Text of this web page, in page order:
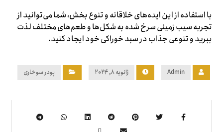
با استفاده از این ایده‌های خلاقانه و تنوع بخش، شما می‌توانید از
تجربه سیب زمینی سرخ شده به شکل‌ها و طعم‌های مختلف لذت
ببرید و تنوعی جذاب در سبد خوراکی خود ایجاد کنید.
Admin ژانویه ۸, ۲۰۲۴ پودر سوخاری